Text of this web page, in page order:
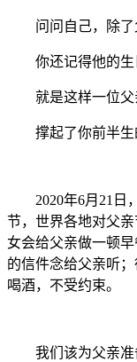
问问自己，除了
你还记得他的生
就是这样一位父
撑起了你前半生
2020年6月21日，
节，世界各地对父
女会给父亲做一顿
的信件念给父亲听
喝酒，不受约束。
我们该为父亲准